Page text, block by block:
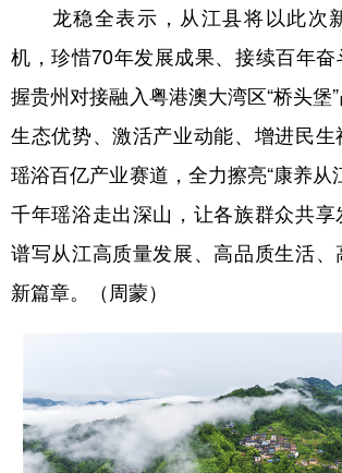
龙稳全表示，从江县将以此次
机，珍惜70年发展成果、接续百年
握贵州对接融入粤港澳大湾区“桥头堡
生态优势、激活产业动能、增进民
瑶浴百亿产业赛道，全力擦亮“康养从
千年瑶浴走出深山，让各族群众共享
谱写从江高质量发展、高品质生活
新篇章。（周蒙）